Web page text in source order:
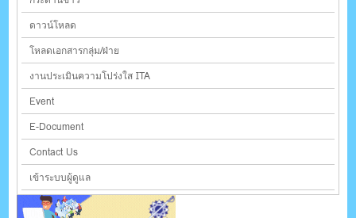
ดาวน์โหลด
โหลดเอกสารกลุ่ม/ฝ่าย
งานประเมินความโปร่งใส ITA
Event
E-Document
Contact Us
เข้าระบบผู้ดูแล